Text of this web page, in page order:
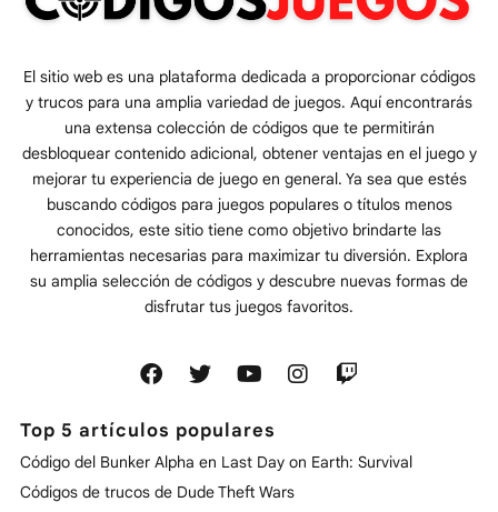
El sitio web es una plataforma dedicada a proporcionar códigos
y trucos para una amplia variedad de juegos. Aquí encontrarás
una extensa colección de códigos que te permitirán
desbloquear contenido adicional, obtener ventajas en el juego y
mejorar tu experiencia de juego en general. Ya sea que estés
buscando códigos para juegos populares o títulos menos
conocidos, este sitio tiene como objetivo brindarte las
herramientas necesarias para maximizar tu diversión. Explora
su amplia selección de códigos y descubre nuevas formas de
disfrutar tus juegos favoritos.
Top 5 artículos populares
Código del Bunker Alpha en Last Day on Earth: Survival
Códigos de trucos de Dude Theft Wars